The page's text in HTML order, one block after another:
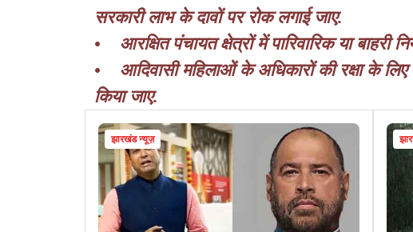
सरकारी लाभ के दावों पर रोक लगाई जाए.
• आरक्षित पंचायत क्षेत्रों में पारिवारिक या बाहरी
• आदिवासी महिलाओं के अधिकारों की रक्षा के
किया जाए.
झारखंड न्यूज़